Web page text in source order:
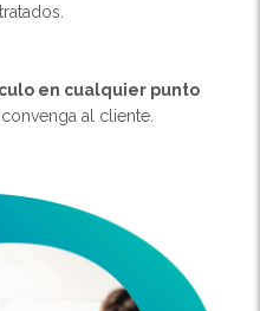
en cualquier punto
al cliente.